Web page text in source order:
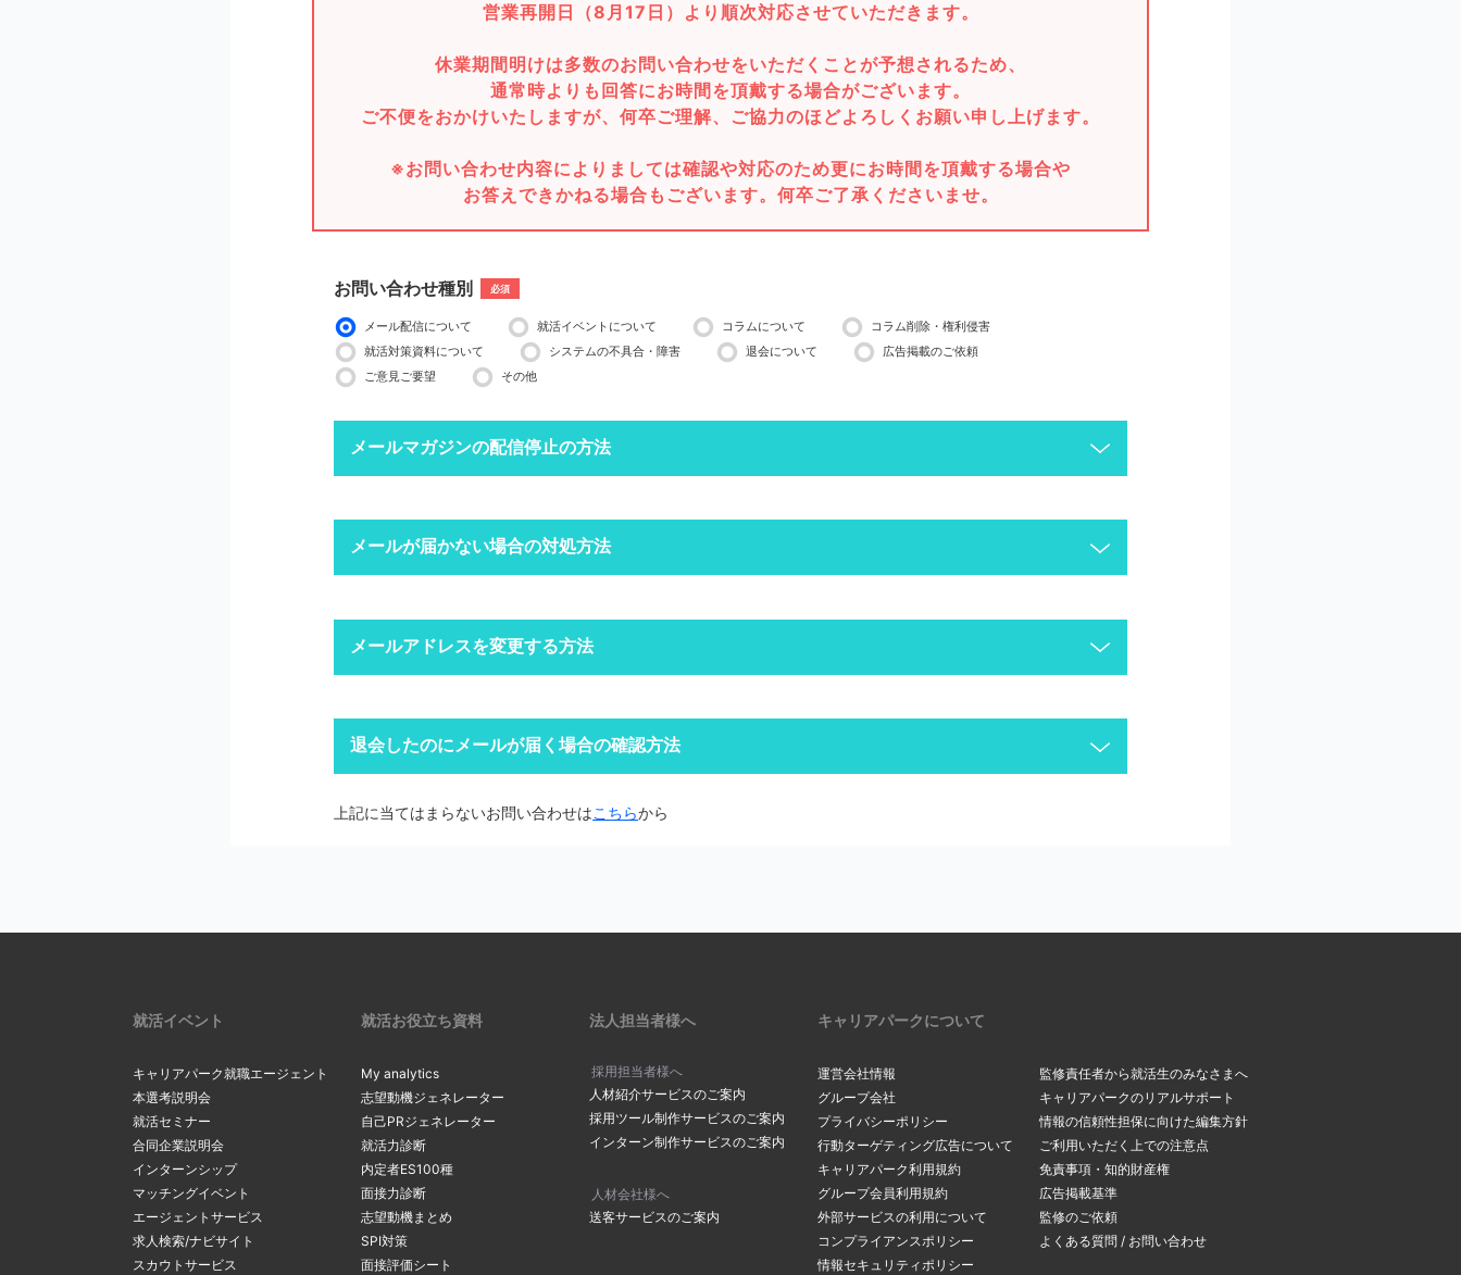
営業再開日（8月17日）より順次対応させていただきます。
休業期間明けは多数のお問い合わせをいただくことが予想されるため、
通常時よりも回答にお時間を頂戴する場合がございます。
ご不便をおかけいたしますが、何卒ご理解、ご協力のほどよろしくお願い申し上げます。
※お問い合わせ内容によりましては確認や対応のため更にお時間を頂戴する場合や
お答えできかねる場合もございます。何卒ご了承くださいませ。
お問い合わせ種別 必須
メール配信について 就活イベントについて コラムについて
コラム削除・権利侵害
就活対策資料について
システムの不具合・障害 退会について
広告掲載のご依頼
ご意見ご要望
その他
メールマガジンの配信停止の方法
配信停止までに2〜3営業日ほどかかる場合がございますのでご了承ください。
上記にて、解決しない場合はこちらからお問い合わせください
メールが届かない場合の対処方法
1
2
ドメイン指定受信の設定をされていませんか？
メールの設定画面から「@careerpark.jp」からのメールを受け取るように設定してください。
Softbankの方はこちら
内のメールを削除し空き容量の確保をお願いします。
間違ったメールアドレスご登録されていませんか？
カンマ（，）や、ドット（．）などにお間違いがございませんか？
マイページ内の「
」にて登録アドレスを確認することができます。
間違ったアドレスを入力されていた場合はマイページメニューの「
メールアドレスの変更ページ 」よりメー
ルアドレスの変更をお願いします。
メールアドレスを変更する方法
1
「ログイン」からログインをしてください。
※ID・パスワードを忘れた方はこちら
リックしてください。
現在のメールアドレスが表示されます。変更
」をクリックしてください。
「新たなメールアドレス」に、登録を希望す
るメールアドレスを入力し「メールアドレス
変更」ボタンをクリックしてください。
退会したのにメールが届く場合の確認方法
メールの配信停止手続きには、2～3日程度お時間をいただいております。
上記に当てはまらないお問い合わせはこちらから
就活イベント
キャリアパーク就職エージェント
本選考説明会
就活セミナー
合同企業説明会
インターンシップ
マッチングイベント
エージェントサービス
求人検索/ナビサイト
スカウトサービス
就活お役立ち資料
My analytics
志望動機ジェネレーター
自己PRジェネレーター
就活力診断
内定者ES100種
面接力診断
志望動機まとめ
SPI対策
面接評価シート
法人担当者様へ
採用担当者様へ
人材紹介サービスのご案内
採用ツール制作サービスのご案内
インターン制作サービスのご案内
人材会社様へ
送客サービスのご案内
キャリアパークについて
運営会社情報
グループ会社
プライバシーポリシー
行動ターゲティング広告について
キャリアパーク利用規約
グループ会員利用規約
外部サービスの利用について
コンプライアンスポリシー
情報セキュリティポリシー
監修責任者から就活生のみなさまへ
キャリアパークのリアルサポート
情報の信頼性担保に向けた編集方針
ご利用いただく上での注意点
免責事項・知的財産権
広告掲載基準
監修のご依頼
よくある質問 / お問い合わせ